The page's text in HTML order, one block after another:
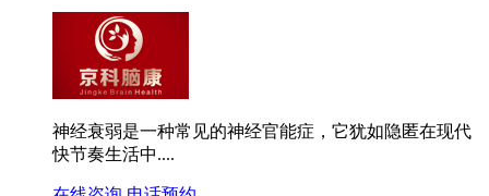
神经衰弱是一种常见的神经官能症，它犹如隐匿在现代
快节奏生活中....